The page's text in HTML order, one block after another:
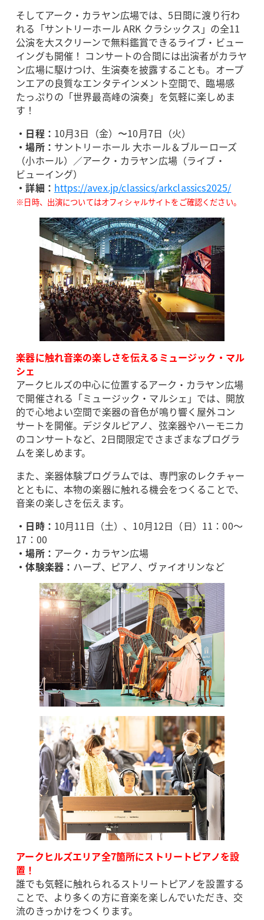
そしてアーク・カラヤン広場では、5日間に渡り行わ
れる「サントリーホール ARK クラシックス」の全11
公演を大スクリーンで無料鑑賞できるライブ・ビュー
イングも開催！ コンサートの合間には出演者がカラヤ
ン広場に駆けつけ、生演奏を披露することも。オープ
ンエアの良質なエンタテインメント空間で、臨場感
たっぷりの「世界最高峰の演奏」を気軽に楽しめま
す！
・日程： 10月3日（金）〜10月7日（火）
・場所： サントリーホール 大ホール＆ブルーローズ
（小ホール）／アーク・カラヤン広場（ライブ・
ビューイング）
・詳細： https://avex.jp/classics/arkclassics2025/
※日時、出演についてはオフィシャルサイトをご確認ください。
楽器に触れ音楽の楽しさを伝えるミュージック・マル
シェ
アークヒルズの中心に位置するアーク・カラヤン広場
で開催される「ミュージック・マルシェ」では、開放
的で心地よい空間で楽器の音色が鳴り響く屋外コン
サートを開催。デジタルピアノ、弦楽器やハーモニカ
のコンサートなど、2日間限定でさまざまなプログラ
ムを楽しめます。
また、楽器体験プログラムでは、専門家のレクチャー
とともに、本物の楽器に触れる機会をつくることで、
音楽の楽しさを伝えます。
・日時： 10月11日（土）、10月12日（日）11：00～
17：00
・場所： アーク・カラヤン広場
・体験楽器： ハープ、ピアノ、ヴァイオリンなど
アークヒルズエリア全7箇所にストリートピアノを設
置！
誰でも気軽に触れられるストリートピアノを設置する
ことで、より多くの方に音楽を楽しんでいただき、交
流のきっかけをつくります。